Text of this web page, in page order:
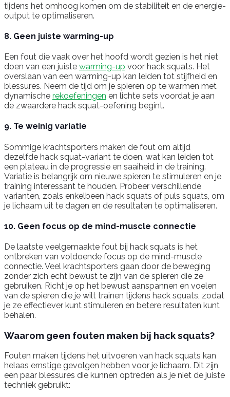
tijdens het omhoog komen om de stabiliteit en de energie-
output te optimaliseren.
8. Geen juiste warming-up
Een fout die vaak over het hoofd wordt gezien is het niet
doen van een juiste warming-up voor hack squats. Het
overslaan van een warming-up kan leiden tot stijfheid en
blessures. Neem de tijd om je spieren op te warmen met
dynamische rekoefeningen en lichte sets voordat je aan
de zwaardere hack squat-oefening begint.
9. Te weinig variatie
Sommige krachtsporters maken de fout om altijd
dezelfde hack squat-variant te doen, wat kan leiden tot
een plateau in de progressie en saaiheid in de training.
Variatie is belangrijk om nieuwe spieren te stimuleren en je
training interessant te houden. Probeer verschillende
varianten, zoals enkelbeen hack squats of puls squats, om
je lichaam uit te dagen en de resultaten te optimaliseren.
10. Geen focus op de mind-muscle connectie
De laatste veelgemaakte fout bij hack squats is het
ontbreken van voldoende focus op de mind-muscle
connectie. Veel krachtsporters gaan door de beweging
zonder zich echt bewust te zijn van de spieren die ze
gebruiken. Richt je op het bewust aanspannen en voelen
van de spieren die je wilt trainen tijdens hack squats, zodat
je ze effectiever kunt stimuleren en betere resultaten kunt
behalen.
Waarom geen fouten maken bij hack squats?
Fouten maken tijdens het uitvoeren van hack squats kan
helaas ernstige gevolgen hebben voor je lichaam. Dit zijn
een paar blessures die kunnen optreden als je niet de juiste
techniek gebruikt: